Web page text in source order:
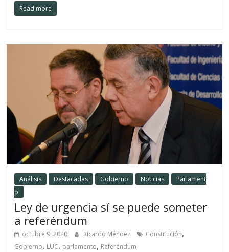
Read more
Análisis Destacadas Gobierno Noticias
Parlament
o
Ley de urgencia sí se puede someter
a referéndum
octubre 9, 2020 Ricardo Méndez Constitución,
Gobierno, LUC, parlamento, Referéndum